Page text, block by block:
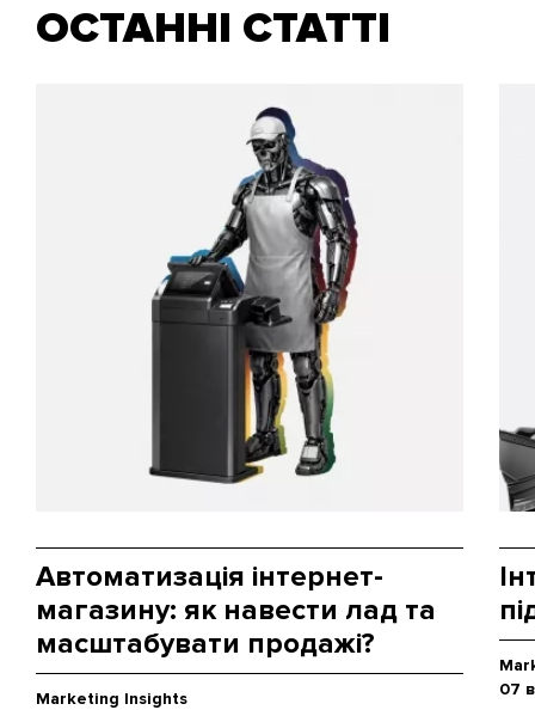
ОСТАННІ СТАТТІ
Автоматизація інтернет-
магазину: як навести лад та
масштабувати продажі?
Marketing Insights
07